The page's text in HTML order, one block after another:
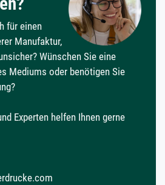
für einen
Manufaktur,
Wünschen Sie eine
Mediums oder benötigen Sie
Experten helfen Ihnen gerne